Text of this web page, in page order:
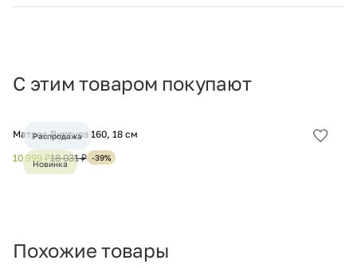
С этим товаром покупают
Матрас Виртуоз 160, 18 см
10 999 ₽18 031 ₽ -39%
Распродажа
Новинка
Похожие товары